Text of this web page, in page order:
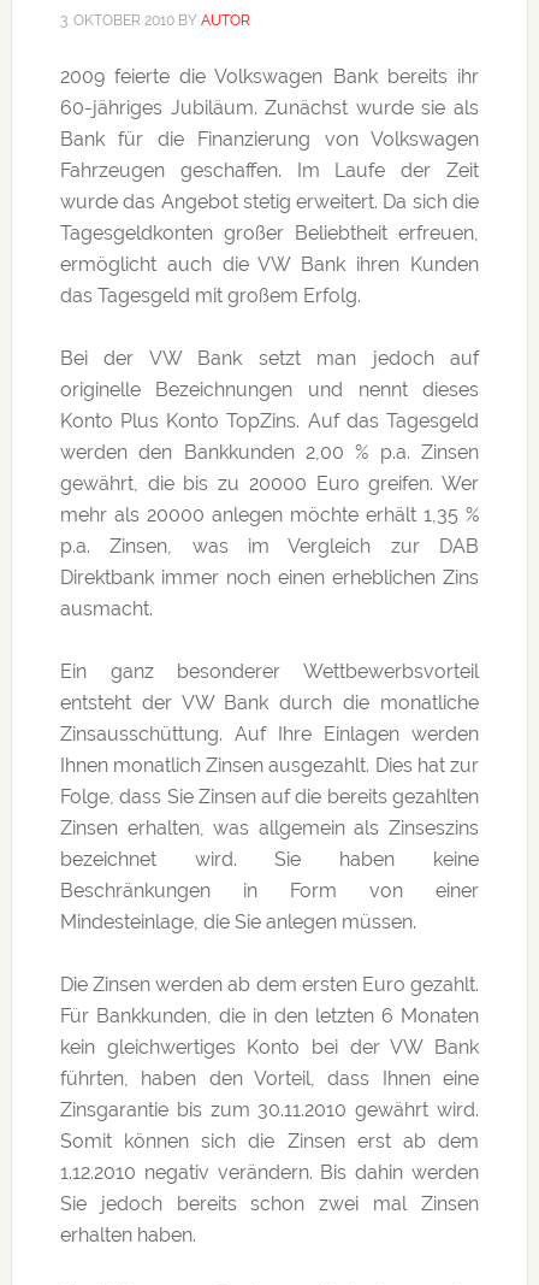
3. OKTOBER 2010BY AUTOR
2009 feierte die Volkswagen Bank bereits ihr
60-jähriges Jubiläum. Zunächst wurde sie als
Bank für die Finanzierung von Volkswagen
Fahrzeugen geschaffen. Im Laufe der Zeit
wurde das Angebot stetig erweitert. Da sich die
Tagesgeldkonten großer Beliebtheit erfreuen,
ermöglicht auch die VW Bank ihren Kunden
das Tagesgeld mit großem Erfolg.
Bei der VW Bank setzt man jedoch auf
originelle Bezeichnungen und nennt dieses
Konto Plus Konto TopZins. Auf das Tagesgeld
werden den Bankkunden 2,00 % p.a. Zinsen
gewährt, die bis zu 20000 Euro greifen. Wer
mehr als 20000 anlegen möchte erhält 1,35 %
p.a. Zinsen, was im Vergleich zur DAB
Direktbank immer noch einen erheblichen Zins
ausmacht.
Ein ganz besonderer Wettbewerbsvorteil
entsteht der VW Bank durch die monatliche
Zinsausschüttung. Auf Ihre Einlagen werden
Ihnen monatlich Zinsen ausgezahlt. Dies hat zur
Folge, dass Sie Zinsen auf die bereits gezahlten
Zinsen erhalten, was allgemein als Zinseszins
bezeichnet wird. Sie haben keine
Beschränkungen in Form von einer
Mindesteinlage, die Sie anlegen müssen.
Die Zinsen werden ab dem ersten Euro gezahlt.
Für Bankkunden, die in den letzten 6 Monaten
kein gleichwertiges Konto bei der VW Bank
führten, haben den Vorteil, dass Ihnen eine
Zinsgarantie bis zum 30.11.2010 gewährt wird.
Somit können sich die Zinsen erst ab dem
1.12.2010 negativ verändern. Bis dahin werden
Sie jedoch bereits schon zwei mal Zinsen
erhalten haben.